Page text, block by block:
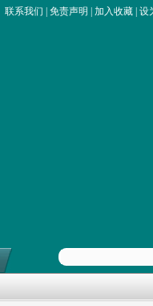
联系我们 免责声明 加入收藏 设